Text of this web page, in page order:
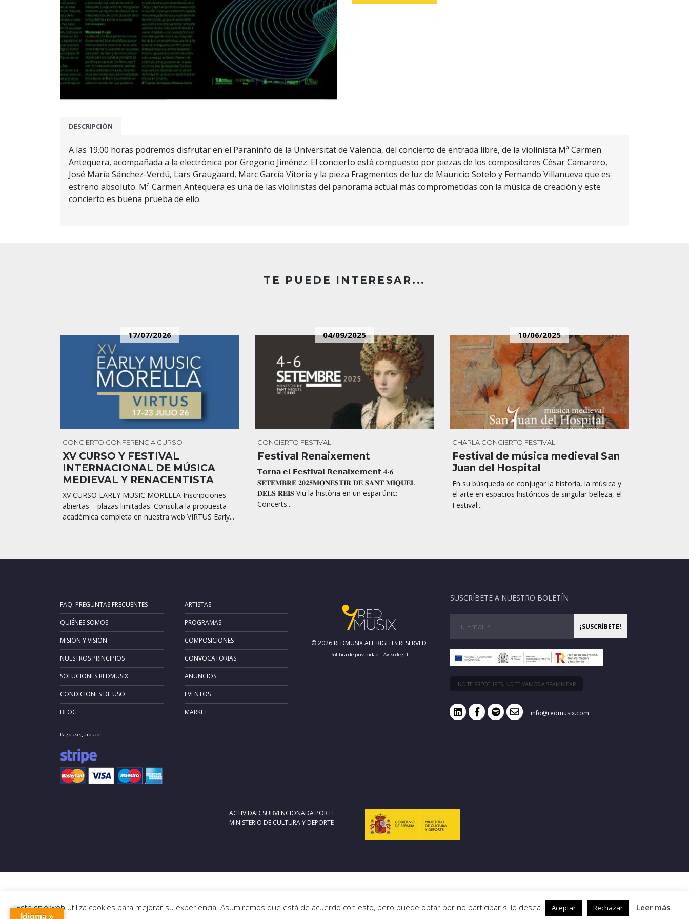
DESCRIPCIÓN
A las 19.00 horas podremos disfrutar en el Paraninfo de la Universitat de Valencia, del concierto de entrada libre, de la violinista Mª Carmen
Antequera, acompañada a la electrónica por Gregorio Jiménez. El concierto está compuesto por piezas de los compositores César Camarero,
José María Sánchez-Verdú, Lars Graugaard, Marc García Vitoria y la pieza Fragmentos de luz de Mauricio Sotelo y Fernando Villanueva que es
estreno absoluto. Mª Carmen Antequera es una de las violinistas del panorama actual más comprometidas con la música de creación y este
concierto es buena prueba de ello.
TE PUEDE INTERESAR...
17/07/2026
CONCIERTO CONFERENCIA CURSO
XV CURSO Y FESTIVAL
INTERNACIONAL DE MÚSICA
MEDIEVAL Y RENACENTISTA
XV CURSO EARLY MUSIC MORELLA Inscripciones
abiertas – plazas limitadas. Consulta la propuesta
académica completa en nuestra web VIRTUS Early...
04/09/2025
CONCIERTO FESTIVAL
Festival Renaixement
𝗧𝗼𝗿𝗻𝗮 𝗲𝗹 𝗙𝗲𝘀𝘁𝗶𝘃𝗮𝗹 𝗥𝗲𝗻𝗮𝗶𝘅𝗲𝗺𝗲𝗻𝘁 𝟒-𝟔
𝐒𝐄𝐓𝐄𝐌𝐁𝐑𝐄 𝟐𝟎𝟐𝟓𝐌𝐎𝐍𝐄𝐒𝐓𝐈𝐑 𝐃𝐄 𝐒𝐀𝐍𝐓 𝐌𝐈𝐐𝐔𝐄𝐋
𝐃𝐄𝐋𝐒 𝐑𝐄𝐈𝐒 Viu la història en un espai únic:
Concerts...
10/06/2025
CHARLA CONCIERTO FESTIVAL
Festival de música medieval San
Juan del Hospital
En su búsqueda de conjugar la historia, la música y
el arte en espacios históricos de singular belleza, el
Festival...
FAQ: PREGUNTAS FRECUENTES
QUIÉNES SOMOS
MISIÓN Y VISIÓN
NUESTROS PRINCIPIOS
SOLUCIONES REDMUSIX
CONDICIONES DE USO
BLOG
ARTISTAS
PROGRAMAS
COMPOSICIONES
CONVOCATORIAS
ANUNCIOS
EVENTOS
MARKET
Pagos seguros con:
© 2026 REDMUSIX ALL RIGHTS RESERVED
Política de privacidad | Aviso legal
SUSCRÍBETE A NUESTRO BOLETÍN
NO TE PREOCUPES, NO TE VAMOS A SPAMMEAR.
info@redmusix.com
ACTIVIDAD SUBVENCIONADA POR EL
MINISTERIO DE CULTURA Y DEPORTE
Este sitio web utiliza cookies para mejorar su experiencia. Asumiremos que está de acuerdo con esto, pero puede optar por no participar si lo desea. Aceptar Rechazar Leer más
Idioma »